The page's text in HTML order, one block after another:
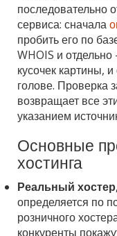
последовательно
сервиса: сначала
пробить его по
WHOIS и
кусочек картины,
голове. Проверка
возвращает все
указанием
Основные
хостинга
Реальный
определяется по
розничного
конкуренты